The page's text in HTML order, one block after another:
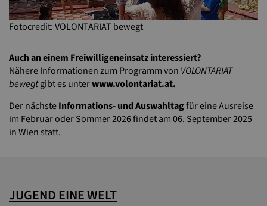
Fotocredit: VOLONTARIAT bewegt
Auch an einem Freiwilligeneinsatz interessiert?
Nähere Informationen zum Programm von VOLONTARIAT
bewegtgibt es unterwww.volontariat.at.
Der nächsteInformations- und Auswahltagfür eine Ausreise
im Februar oder Sommer 2026 findet am 06. September 2025
in Wien statt.
JUGEND EINE WELT